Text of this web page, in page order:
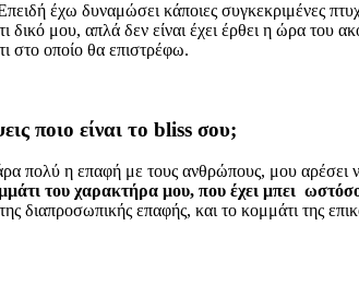
έχω δυναμώσει κάποιες συγκεκριμένες
δικό μου, απλά δεν είναι έχει έρθει η ώρα
στο οποίο θα επιστρέφω.
ποιο είναι το bliss σου;
πολύ η επαφή με τους ανθρώπους, μου αρέσει
του χαρακτήρα μου, που έχει μπει
διαπροσωπικής επαφής, και το κομμάτι της